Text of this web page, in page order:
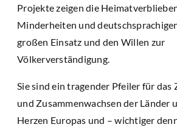
Projekte zeigen die
Minderheiten und
großen Einsatz und den Willen zur
Völkerverständigung.
Sie sind ein tragender Pfeiler für das
und Zusammenwachsen der Länder
Herzen Europas und – wichtiger